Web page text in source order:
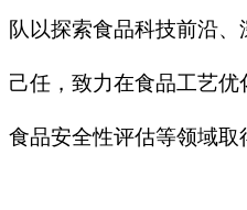
队以探索食品科技前沿
己任，致力在食品工艺
食品安全性评估等领域取